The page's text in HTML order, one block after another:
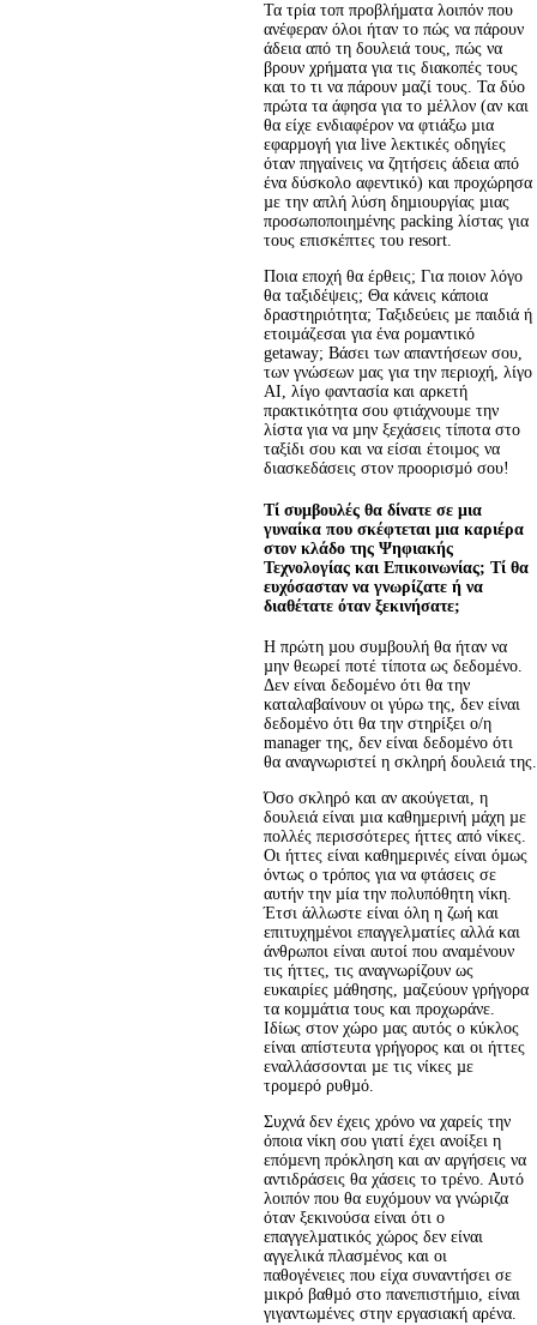
Τα τρία τοπ προβλήµατα λοιπόν που
ανέφεραν όλοι ήταν το πώς να πάρουν
άδεια από τη δουλειά τους, πώς να
βρουν χρήµατα για τις διακοπές τους
και το τι να πάρουν µαζί τους. Τα δύο
πρώτα τα άφησα για το µέλλον (αν και
θα είχε ενδιαφέρον να φτιάξω µια
εφαρµογή για live λεκτικές οδηγίες
όταν πηγαίνεις να ζητήσεις άδεια από
ένα δύσκολο αφεντικό) και προχώρησα
µε την απλή λύση δηµιουργίας µιας
προσωποποιηµένης packing λίστας για
τους επισκέπτες του resort.
Ποια εποχή θα έρθεις; Για ποιον λόγο
θα ταξιδέψεις; Θα κάνεις κάποια
δραστηριότητα; Ταξιδεύεις µε παιδιά ή
ετοιµάζεσαι για ένα ροµαντικό
getaway; Βάσει των απαντήσεων σου,
των γνώσεων µας για την περιοχή, λίγο
ΑΙ, λίγο φαντασία και αρκετή
πρακτικότητα σου φτιάχνουµε την
λίστα για να µην ξεχάσεις τίποτα στο
ταξίδι σου και να είσαι έτοιµος να
διασκεδάσεις στον προορισµό σου!
Τί συμβουλές θα δίνατε σε μια
γυναίκα που σκέφτεται μια καριέρα
στον κλάδο της Ψηφιακής
Τεχνολογίας και Επικοινωνίας; Τί θα
ευχόσασταν να γνωρίζατε ή να
διαθέτατε όταν ξεκινήσατε;
Η πρώτη µου συµβουλή θα ήταν να
µην θεωρεί ποτέ τίποτα ως δεδοµένο.
Δεν είναι δεδοµένο ότι θα την
καταλαβαίνουν οι γύρω της, δεν είναι
δεδοµένο ότι θα την στηρίξει ο/η
manager της, δεν είναι δεδοµένο ότι
θα αναγνωριστεί η σκληρή δουλειά της.
Όσο σκληρό και αν ακούγεται, η
δουλειά είναι µια καθηµερινή µάχη µε
πολλές περισσότερες ήττες από νίκες.
Οι ήττες είναι καθηµερινές είναι όµως
όντως ο τρόπος για να φτάσεις σε
αυτήν την µία την πολυπόθητη νίκη.
Έτσι άλλωστε είναι όλη η ζωή και
επιτυχηµένοι επαγγελµατίες αλλά και
άνθρωποι είναι αυτοί που αναµένουν
τις ήττες, τις αναγνωρίζουν ως
ευκαιρίες µάθησης, µαζεύουν γρήγορα
τα κοµµάτια τους και προχωράνε.
Ιδίως στον χώρο µας αυτός ο κύκλος
είναι απίστευτα γρήγορος και οι ήττες
εναλλάσσονται µε τις νίκες µε
τροµερό ρυθµό.
Συχνά δεν έχεις χρόνο να χαρείς την
όποια νίκη σου γιατί έχει ανοίξει η
επόµενη πρόκληση και αν αργήσεις να
αντιδράσεις θα χάσεις το τρένο. Αυτό
λοιπόν που θα ευχόµουν να γνώριζα
όταν ξεκινούσα είναι ότι ο
επαγγελµατικός χώρος δεν είναι
αγγελικά πλασµένος και οι
παθογένειες που είχα συναντήσει σε
µικρό βαθµό στο πανεπιστήµιο, είναι
γιγαντωµένες στην εργασιακή αρένα.